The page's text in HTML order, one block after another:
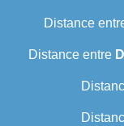
Distance
Distance entre